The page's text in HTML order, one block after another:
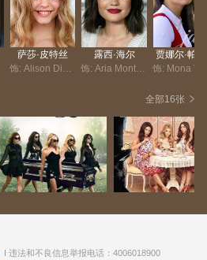
萨莎·皮特丝
露西·海尔
贾娜尔·帕
全部16张
I 违法和不良信息举报电话：4006018900